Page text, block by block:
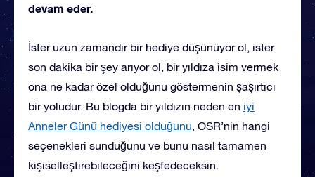
devam eder.
İster uzun zamandır bir hediye düşünüyor ol, ister
son dakika bir şey arıyor ol, bir yıldıza isim vermek
ona ne kadar özel olduğunu göstermenin şaşırtıcı
bir yoludur. Bu blogda bir yıldızın neden en iyi
Anneler Günü hediyesi olduğunu, OSR’nin hangi
seçenekleri sunduğunu ve bunu nasıl tamamen
kişiselleştirebileceğini keşfedeceksin.